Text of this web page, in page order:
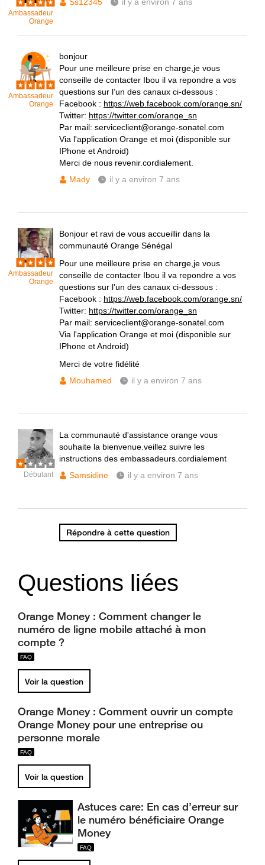
Ambassadeur
Orange
Ambassadeur
Orange
bonjour
Pour une meilleure prise en charge,je vous
conseille de contacter Ibou il va repondre a vos
questions sur l’un des canaux ci-dessous :
Facebook : https://web.facebook.com/orange.sn/
Twitter: https://twitter.com/orange_sn
Par mail: serviceclient@orange-sonatel.com
Via l'application Orange et moi (disponible sur
IPhone et Android)
Merci de nous revenir.cordialement.
Mady
il y a environ 7 ans
Ambassadeur
Orange
Bonjour et ravi de vous accueillir dans la
communauté Orange Sénégal
Pour une meilleure prise en charge,je vous
conseille de contacter Ibou il va repondre a vos
questions sur l’un des canaux ci-dessous :
Facebook : https://web.facebook.com/orange.sn/
Twitter: https://twitter.com/orange_sn
Par mail: serviceclient@orange-sonatel.com
Via l'application Orange et moi (disponible sur
IPhone et Android)
Merci de votre fidélité
Mouhamed
il y a environ 7 ans
Débutant
La communauté d'assistance orange vous
souhaite la bienvenue.veillez suivre les
instructions des embassadeurs.cordialement
Samsidine
il y a environ 7 ans
Répondre à cette question
Questions liées
Orange Money : Comment changer le
numéro de ligne mobile attaché à mon
compte ?
Voir la question
Orange Money : Comment ouvrir un compte
Orange Money pour une entreprise ou
personne morale
Voir la question
Astuces care: En cas d’erreur sur
le numéro bénéficiaire Orange
Money